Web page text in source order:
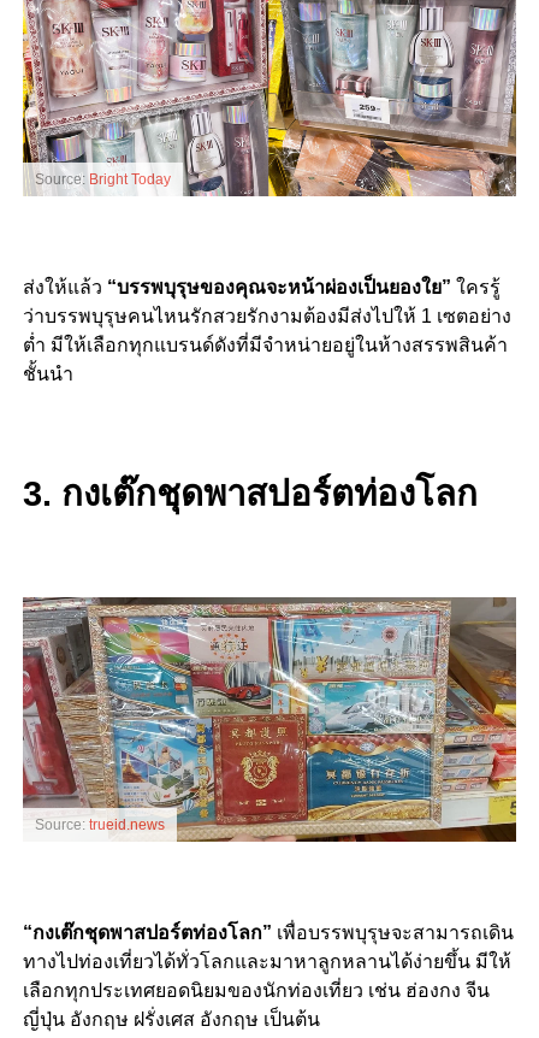
Source: Bright Today
ส่งให้แล้ว “บรรพบุรุษของคุณจะหน้าผ่องเป็นยองใย” ใครรู้
ว่าบรรพบุรุษคนไหนรักสวยรักงามต้องมีส่งไปให้ 1 เซตอย่าง
ต่ำ มีให้เลือกทุกแบรนด์ดังที่มีจำหน่ายอยู่ในห้างสรรพสินค้า
ชั้นนำ
3. กงเต๊กชุดพาสปอร์ตท่องโลก
Source: trueid.news
“กงเต๊กชุดพาสปอร์ตท่องโลก” เพื่อบรรพบุรุษจะสามารถเดิน
ทางไปท่องเที่ยวได้ทั่วโลกและมาหาลูกหลานได้ง่ายขึ้น มีให้
เลือกทุกประเทศยอดนิยมของนักท่องเที่ยว เช่น ฮ่องกง จีน
ญี่ปุ่น อังกฤษ ฝรั่งเศส อังกฤษ เป็นต้น